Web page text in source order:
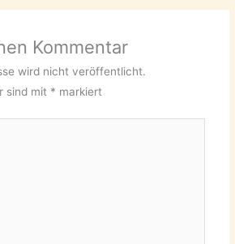
Kommentar
wird nicht veröffentlicht.
sind mit * markiert